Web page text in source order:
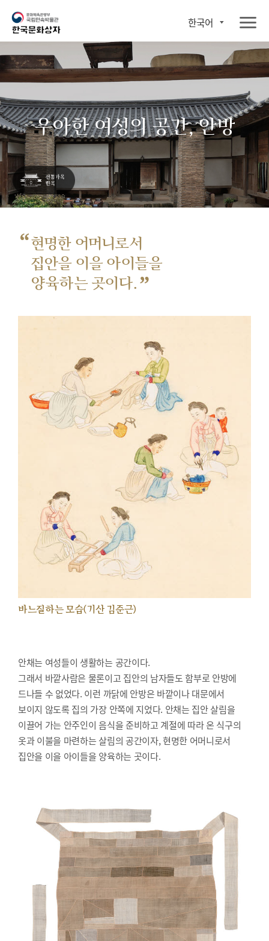
한국어
우아한 여성의 공간, 안방
“현명한 어머니로서
집안을 이을 아이들을
양육하는 곳이다. ”
바느질하는 모습(기산 김준근)
안채는 여성들이 생활하는 공간이다.
그래서 바깥사람은 물론이고 집안의 남자들도 함부로 안방에
드나들 수 없었다. 이런 까닭에 안방은 바깥이나 대문에서
보이지 않도록 집의 가장 안쪽에 지었다. 안채는 집안 살림을
이끌어 가는 안주인이 음식을 준비하고 계절에 따라 온 식구의
옷과 이불을 마련하는 살림의 공간이자, 현명한 어머니로서
집안을 이을 아이들을 양육하는 곳이다.